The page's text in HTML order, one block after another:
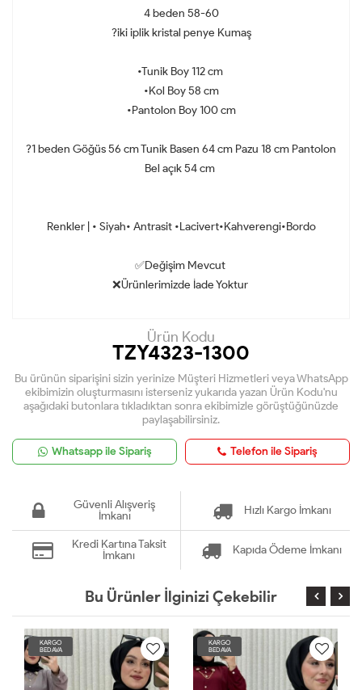
4 beden 58-60
?iki iplik kristal penye Kumaş
•Tunik Boy 112 cm
•Kol Boy 58 cm
•Pantolon Boy 100 cm
?1 beden Göğüs 56 cm Tunik Basen 64 cm Pazu 18 cm Pantolon
Bel açık 54 cm
Renkler | • Siyah• Antrasit •Lacivert•Kahverengi•Bordo
✅Değişim Mevcut
❌Ürünlerimizde İade Yoktur
Ürün Kodu
TZY4323-1300
Bu ürünün siparişini sizin yerinize Müşteri Hizmetleri veya WhatsApp
ekibimizin oluşturmasını isterseniz yukarıda yazan Ürün Kodu'nu
aşağıdaki butonlara tıkladıktan sonra ekibimizle görüştüğünüzde
paylaşabilirsiniz.
Whatsapp ile Sipariş Telefon ile Sipariş
Güvenli Alışveriş
İmkanı
Hızlı Kargo İmkanı
Kredi Kartına Taksit
İmkanı
Kapıda Ödeme İmkanı
Bu Ürünler İlginizi Çekebilir
KARGO
BEDAVA
KARGO
BEDAVA